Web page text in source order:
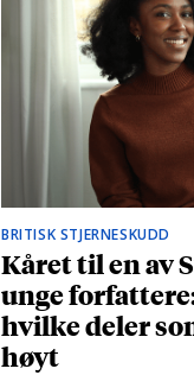
BRITISK STJERNESKUDD
Kåret til en av
unge
hvilke deler
høyt